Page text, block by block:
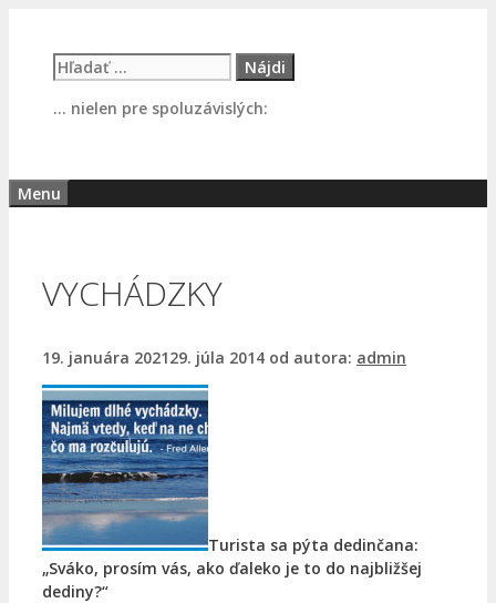
Hľadať:
… nielen pre spoluzávislých:
Menu
VYCHÁDZKY
19. januára 202129. júla 2014 od autora: admin
Turista sa pýta dedinčana:
„Sváko, prosím vás, ako ďaleko je to do najbližšej
dediny?“